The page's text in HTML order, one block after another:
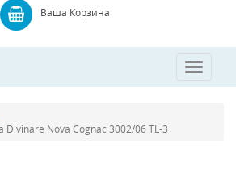
Ваша Корзина
Toggle
Divinare Nova Cognac 3002/06 TL-3